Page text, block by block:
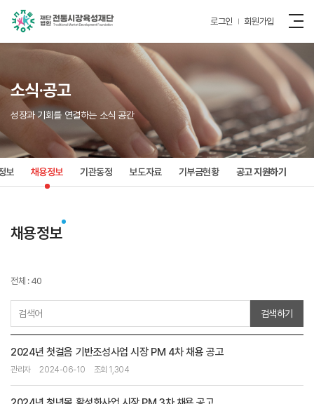
로그인 회원가입
소식·공고
성장과 기회를 연결하는 소식 공간
보 채용정보 기관동정 보도자료 기부금현황 공고 지원하기
채용정보
전체 : 40
검색하기
2024년 첫걸음 기반조성사업 시장 PM 4차 채용 공고
관리자 2024-06-10 조회 1,304